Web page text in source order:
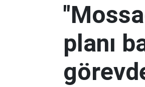
planı